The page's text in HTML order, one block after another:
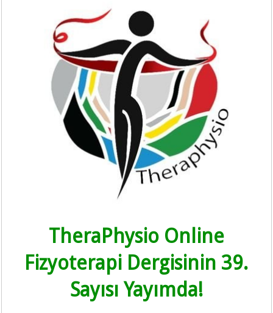
TheraPhysio Online
Fizyoterapi Dergisinin 39.
Sayısı Yayımda!